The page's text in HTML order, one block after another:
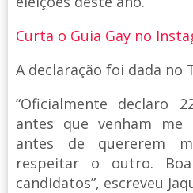
Curta o Guia Gay no
A declaração foi dada no
“Oficialmente declaro
antes que venham me
antes de quererem
respeitar o outro.
candidatos”, escreveu